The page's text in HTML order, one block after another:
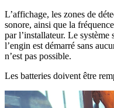
L’affichage, les zones de
sonore, ainsi que la
par l’installateur. Le
l’engin est démarré sans
n’est pas possible.
Les batteries doivent être